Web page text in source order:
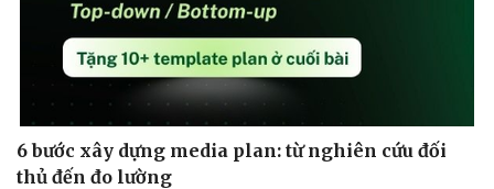
6 bước xây dựng media plan: từ nghiên cứu đối
thủ đến đo lường